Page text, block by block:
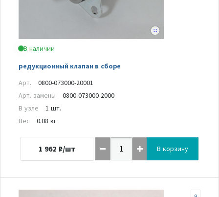
В наличии
редукционный клапан в сборе
Арт.
0800-073000-20001
Арт. замены
0800-073000-2000
В узле
1 шт.
Вес
0.08 кг
1 962 ₽/шт В корзину